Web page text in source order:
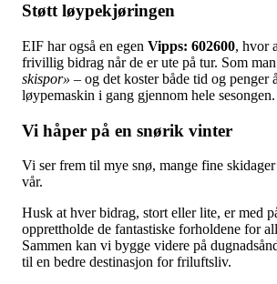
Støtt løypekjøringen
EIF har også en egen Vipps: 602600, hvor
frivillig bidrag når de er ute på tur. Som
skispor» – og det koster både tid og penger
løypemaskin i gang gjennom hele sesongen.
Vi håper på en snørik vinter
Vi ser frem til mye snø, mange fine
vår.
Husk at hver bidrag, stort eller lite, er med
opprettholde de fantastiske forholdene for
Sammen kan vi bygge videre på
til en bedre destinasjon for friluftsliv.